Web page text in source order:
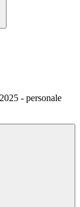
- personale